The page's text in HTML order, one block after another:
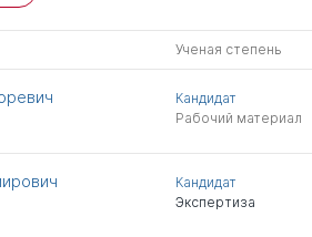
Ученая степень
Кандидат
Рабочий материал
Кандидат
Экспертиза